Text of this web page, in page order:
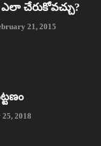
ఎలా చేరుకోవచ్చు?
21, 2015
2018